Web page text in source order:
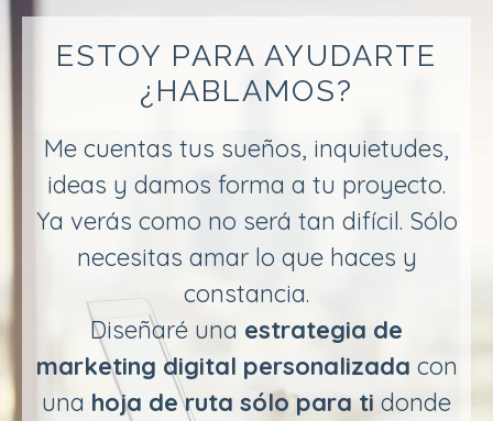
ESTOY PARA AYUDARTE
¿HABLAMOS?
Me cuentas tus sueños, inquietudes,
ideas y damos forma a tu proyecto.
Ya verás como no será tan difícil. Sólo
necesitas amar lo que haces y
constancia.
Diseñaré una estrategia de
marketing digital personalizada con
una hoja de ruta sólo para ti donde